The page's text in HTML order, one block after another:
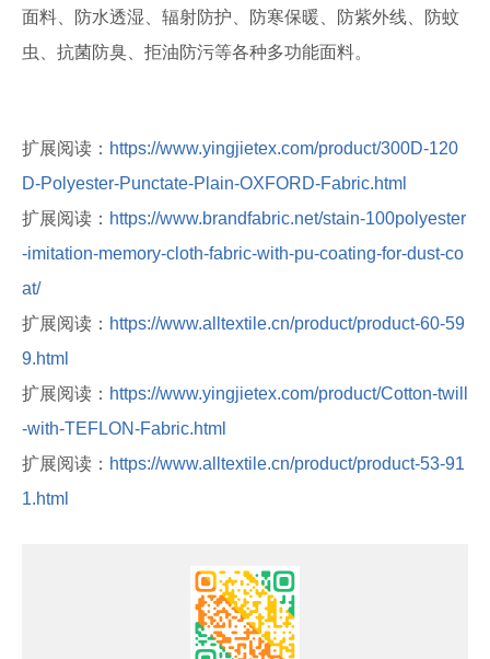
面料、防水透湿、辐射防护、防寒保暖、防紫外线、防蚊
虫、抗菌防臭、拒油防污等各种多功能面料。
扩展阅读： https://www.yingjietex.com/product/300D-120
D-Polyester-Punctate-Plain-OXFORD-Fabric.html
扩展阅读： https://www.brandfabric.net/stain-100polyester
-imitation-memory-cloth-fabric-with-pu-coating-for-dust-co
at/
扩展阅读： https://www.alltextile.cn/product/product-60-59
9.html
扩展阅读： https://www.yingjietex.com/product/Cotton-twill
-with-TEFLON-Fabric.html
扩展阅读： https://www.alltextile.cn/product/product-53-91
1.html